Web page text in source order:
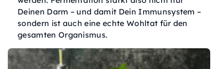
Deinen Darm – und damit Dein Immunsystem –
sondern ist auch eine echte Wohltat für den
gesamten Organismus.